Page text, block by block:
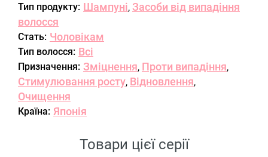
Тип продукту: Шампуні, Засоби від випадіння
волосся
Стать: Чоловікам
Тип волосся: Всі
Призначення: Зміцнення, Проти випадіння,
Стимулювання росту, Відновлення,
Очищення
Країна: Японія
Товари цієї серії